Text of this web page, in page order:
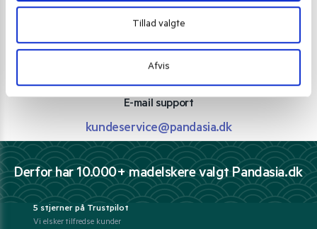
Tillad valgte
Afvis
Personlig rådgivning med et smil
Ring 30 27 78 78
E-mail support
kundeservice@pandasia.dk
Derfor har 10.000+ madelskere valgt Pandasia.dk
5 stjerner på Trustpilot
Vi elsker tilfredse kunder